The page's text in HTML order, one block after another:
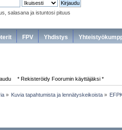
salasana ja istuntosi pituus
FPV Yhdistys
* Rekisteröidy Foorumin käyttäjäksi *
» Kuvia tapahtumista ja lennätyskeikoista»